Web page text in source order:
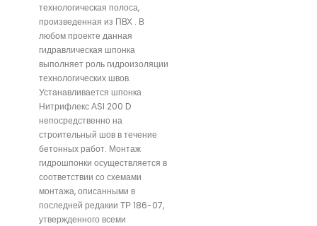
технологическая полоса,
произведенная из ПВХ . В
любом проекте данная
гидравлическая шпонка
выполняет роль гидроизоляции
технологических швов.
Устанавливается шпонка
Нитрифлекс АSI 200 D
непосредственно на
строительный шов в течение
бетонных работ. Монтаж
гидрошпонки осуществляется в
соответствии со схемами
монтажа, описанными в
последней редакии ТР 186-07,
утвержденного всеми